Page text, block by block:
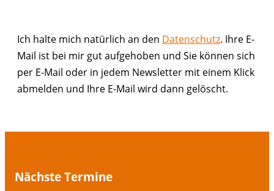
Ich halte mich natürlich an den Datenschutz. Ihre E-
Mail ist bei mir gut aufgehoben und Sie können sich
per E-Mail oder in jedem Newsletter mit einem Klick
abmelden und Ihre E-Mail wird dann gelöscht.
Nächste Termine